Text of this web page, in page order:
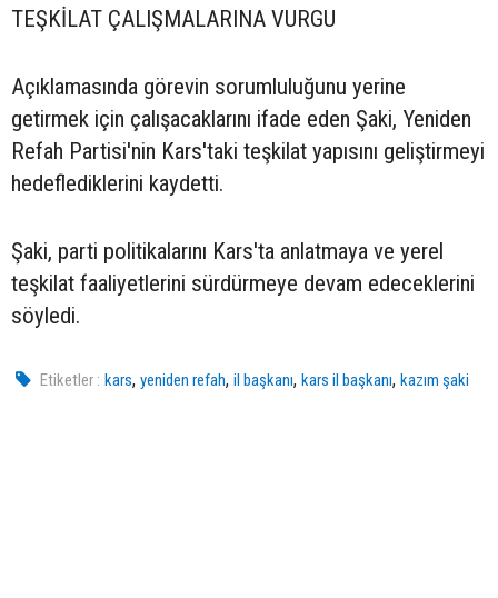
TEŞKİLAT ÇALIŞMALARINA VURGU
Açıklamasında görevin sorumluluğunu yerine
getirmek için çalışacaklarını ifade eden Şaki, Yeniden
Refah Partisi'nin Kars'taki teşkilat yapısını geliştirmeyi
hedeflediklerini kaydetti.
Şaki, parti politikalarını Kars'ta anlatmaya ve yerel
teşkilat faaliyetlerini sürdürmeye devam edeceklerini
söyledi.
Etiketler : kars,yeniden refah,il başkanı,kars il başkanı,kazım şaki